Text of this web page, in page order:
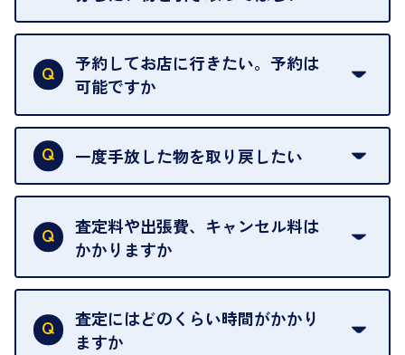
再販不可能な物は、場合によってはお断りすること
がございます。ご了承ください。
予約してお店に行きたい。予約は
可能ですか
申し訳ありませんが、現在はご来店の予約は承って
おりません。
を整えておりますので、お好きな時にお越しくださ
い。
お急ぎの場合はスタッフに一言お声がけください。
可能な限り、迅速に対応させていただきます。
一度手放した物を取り戻したい
当店は質店ではありませんので、買い取ったお品物
は基本的に販売へと回されます。買い戻しはできま
せんので、ご了承ください。
グオフが可能です。
契約破棄という形で、お品物をお戻しすることがで
きます。
査定料や出張費、キャンセル料は
かかりますか
一切いただいておりません。査定金額にご納得いた
だけない場合は、その場でお断りいただいても問題
ございません。お気軽にご相談ください。
査定にはどのくらい時間がかかり
ますか